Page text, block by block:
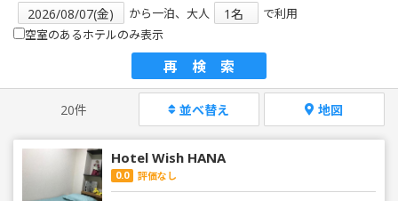
から一泊、大人
で利用
空室のあるホテルのみ表示
再検索
20件 並べ替え 地図
Hotel Wish HANA
0.0 評価なし